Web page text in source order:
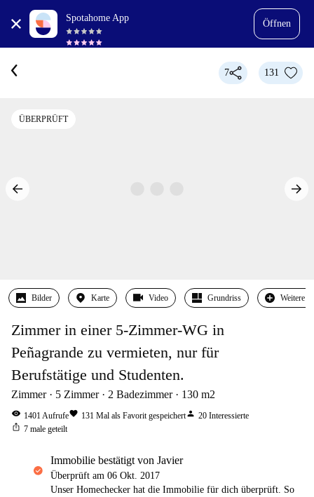
Spotahome App
Öffnen
7 131
ÜBERPRÜFT
Bilder Karte Video Grundriss Weitere
Zimmer in einer 5-Zimmer-WG in
Peñagrande zu vermieten, nur für
Berufstätige und Studenten.
Zimmer 5 Zimmer 2 Badezimmer 130 m2
visibility 1401Aufrufefavorite 131 Mal als Favorit gespeichertperson 20 Interessierte
ios_share 7 male geteilt
Immobilie bestätigt von Javier
Überprüft am 06 Okt. 2017
Unser Homechecker hat die Immobilie für dich überprüft. So